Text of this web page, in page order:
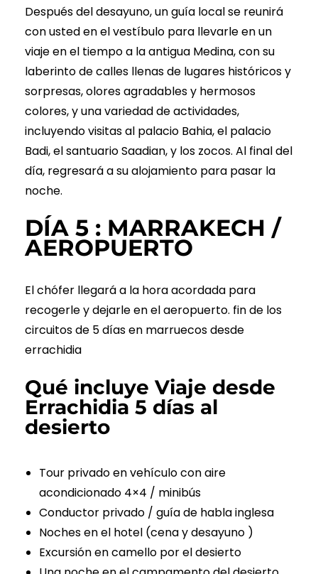
Después del desayuno, un guía local se reunirá
con usted en el vestíbulo para llevarle en un
viaje en el tiempo a la antigua Medina, con su
laberinto de calles llenas de lugares históricos y
sorpresas, olores agradables y hermosos
colores, y una variedad de actividades,
incluyendo visitas al palacio Bahia, el palacio
Badi, el santuario Saadian, y los zocos. Al final del
día, regresará a su alojamiento para pasar la
noche.
DÍA 5 : MARRAKECH /
AEROPUERTO
El chófer llegará a la hora acordada para
recogerle y dejarle en el aeropuerto. fin de los
circuitos de 5 días en marruecos desde
errachidia
Qué incluye Viaje desde
Errachidia 5 días al
desierto
Tour privado en vehículo con aire
acondicionado 4×4 / minibús
Conductor privado / guía de habla inglesa
Noches en el hotel (cena y desayuno )
Excursión en camello por el desierto